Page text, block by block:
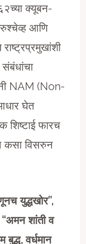
क्यूबन-
आणि
NAM (Non-
घेत
शिष्टाई फारच
कसा विसरुन
युद्धखोर’’,
शांती व
बुद्ध, वर्धमान